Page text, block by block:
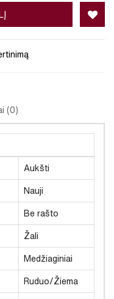
(0)
Aukšti
Nauji
Be rašto
Žali
Medžiaginiai
Ruduo/Žiema